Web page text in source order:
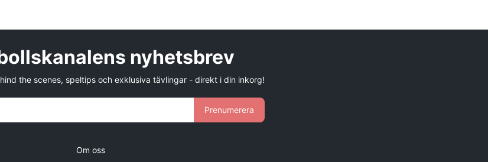
nyhetsbrev
the scenes, speltips och exklusiva tävlingar - direkt i din inkorg!
Prenumerera
Om oss